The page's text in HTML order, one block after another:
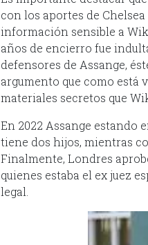
con los aportes de
información sensible a
años de encierro fue
defensores de Assange,
argumento que como está
materiales secretos que
En 2022 Assange estando
tiene dos hijos, mientras
Finalmente, Londres
quienes estaba el ex juez
legal.